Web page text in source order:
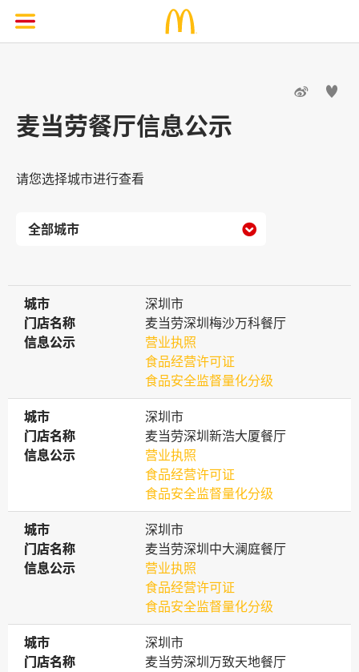
 
麦当劳餐厅信息公示
请您选择城市进行查看

城市
城市
深圳市
门店名称
门店名称
麦当劳深圳梅沙万科餐厅
信息公示
信息公示
营业执照
食品经营许可证
食品安全监督量化分级
城市
城市
深圳市
门店名称
门店名称
麦当劳深圳新浩大厦餐厅
信息公示
信息公示
营业执照
食品经营许可证
食品安全监督量化分级
城市
城市
深圳市
门店名称
门店名称
麦当劳深圳中大澜庭餐厅
信息公示
信息公示
营业执照
食品经营许可证
食品安全监督量化分级
城市
城市
深圳市
门店名称
门店名称
麦当劳深圳万致天地餐厅